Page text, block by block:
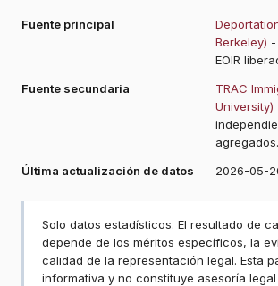
Fuente principal
Berkeley)
EOIR
Fuente secundaria
TRAC
University)
agregados.
Última actualización de datos
2026-05-
Solo datos estadísticos. El resultado de
depende de los méritos específicos, la
calidad de la representación legal. Esta
informativa y no constituye asesoría